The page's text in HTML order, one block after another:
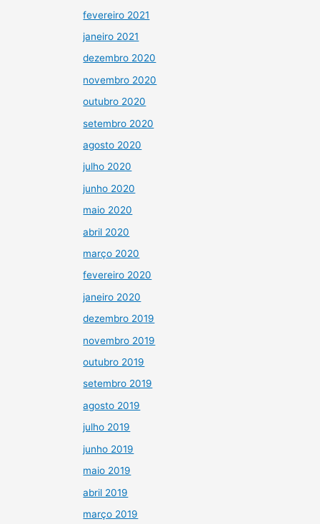
fevereiro 2021
janeiro 2021
dezembro 2020
novembro 2020
outubro 2020
setembro 2020
agosto 2020
julho 2020
junho 2020
maio 2020
abril 2020
março 2020
fevereiro 2020
janeiro 2020
dezembro 2019
novembro 2019
outubro 2019
setembro 2019
agosto 2019
julho 2019
junho 2019
maio 2019
abril 2019
março 2019